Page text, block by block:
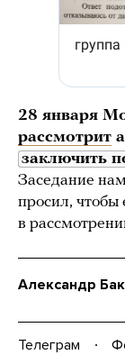
28 января
рассмотрит
заключить
Заседание
просил, чтобы
в
Александр
Телеграм